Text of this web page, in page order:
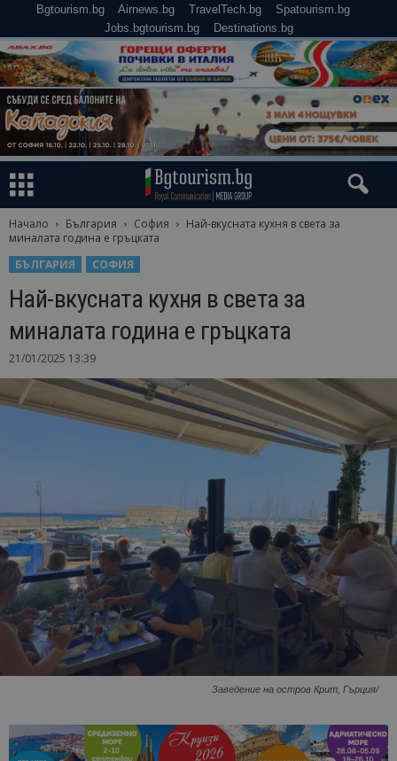
Bgtourism.bg Airnews.bg TravelTech.bg
Spatourism.bg
Jobs.bgtourism.bg
Destinations.bg
Начало България София
Най-вкусната кухня в света за
миналата година е гръцката
БЪЛГАРИЯ
СОФИЯ
Най-вкусната кухня в света за
миналата година е гръцката
21/01/2025 13:39
Заведение на остров Крит, Гърция/